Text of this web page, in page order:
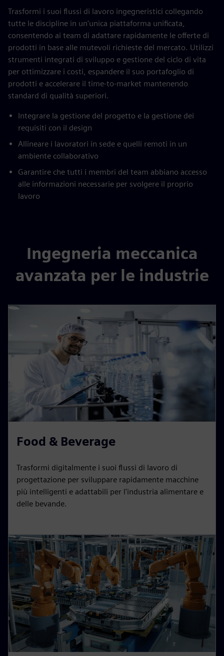
Trasformi i suoi flussi di lavoro ingegneristici collegando
tutte le discipline in un'unica piattaforma unificata,
consentendo ai team di adattare rapidamente le offerte di
prodotti in base alle mutevoli richieste del mercato. Utilizzi
strumenti integrati di sviluppo e gestione del ciclo di vita
per ottimizzare i costi, espandere il suo portafoglio di
prodotti e accelerare il time-to-market mantenendo
standard di qualità superiori.
Integrare la gestione del progetto e la gestione dei
requisiti con il design
Allineare i lavoratori in sede e quelli remoti in un
ambiente collaborativo
Garantire che tutti i membri del team abbiano accesso
alle informazioni necessarie per svolgere il proprio
lavoro
Ingegneria meccanica
avanzata per le industrie
Food & Beverage
Trasformi digitalmente i suoi flussi di lavoro di
progettazione per sviluppare rapidamente macchine
più intelligenti e adattabili per l'industria alimentare e
delle bevande.